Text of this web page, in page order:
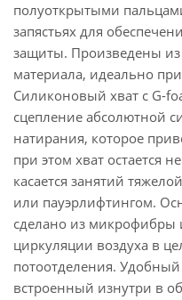
полуоткрытыми
запястьях для
защиты. Произведены из
материала, идеально
Силиконовый хват с G-
сцепление абсолютной
натирания, которое
при этом хват остается
касается занятий
или пауэрлифтингом.
сделано из микрофибры
циркуляции воздуха в
потоотделения.
встроенный изнутри в